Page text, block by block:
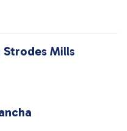
Strodes Mills